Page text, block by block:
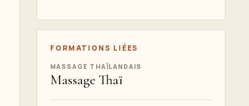
FORMATIONS LIÉES
MASSAGE THAÏLANDAIS
Massage Thaï